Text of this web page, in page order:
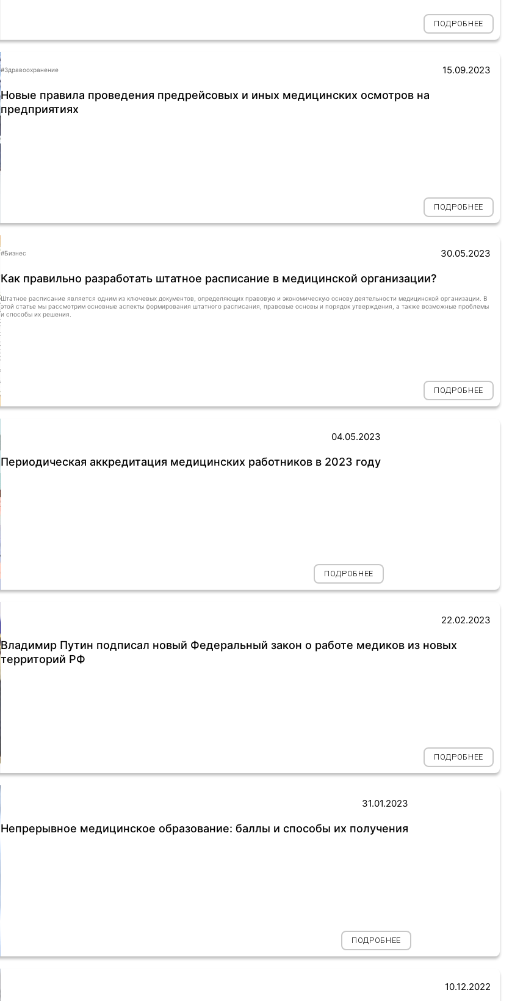
ПОДРОБНЕЕ
#Здравоохранение 15.09.2023
Новые правила проведения предрейсовых и иных медицинских осмотров на
предприятиях
ПОДРОБНЕЕ
#Бизнес 30.05.2023
Как правильно разработать штатное расписание в медицинской организации?
Штатное расписание является одним из ключевых документов, определяющих правовую и экономическую основу деятельности медицинской организации. В
этой статье мы рассмотрим основные аспекты формирования штатного расписания, правовые основы и порядок утверждения, а также возможные проблемы
и способы их решения.
ПОДРОБНЕЕ
04.05.2023
Периодическая аккредитация медицинских работников в 2023 году
ПОДРОБНЕЕ
22.02.2023
Владимир Путин подписал новый Федеральный закон о работе медиков из новых
территорий РФ
ПОДРОБНЕЕ
31.01.2023
Непрерывное медицинское образование: баллы и способы их получения
ПОДРОБНЕЕ
10.12.2022